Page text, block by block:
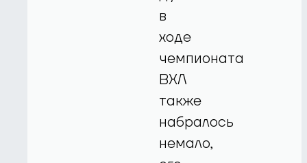
в
ходе
чемпионата
ВХЛ
также
набралось
немало,